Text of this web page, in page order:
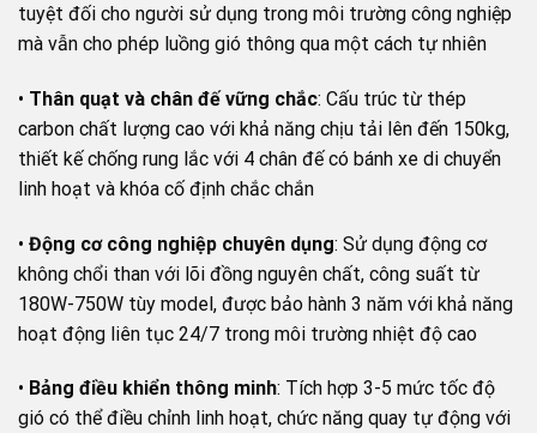
tuyệt đối cho người sử dụng trong môi trường công nghiệp
mà vẫn cho phép luồng gió thông qua một cách tự nhiên
• Thân quạt và chân đế vững chắc: Cấu trúc từ thép
carbon chất lượng cao với khả năng chịu tải lên đến 150kg,
thiết kế chống rung lắc với 4 chân đế có bánh xe di chuyển
linh hoạt và khóa cố định chắc chắn
• Động cơ công nghiệp chuyên dụng: Sử dụng động cơ
không chổi than với lõi đồng nguyên chất, công suất từ
180W-750W tùy model, được bảo hành 3 năm với khả năng
hoạt động liên tục 24/7 trong môi trường nhiệt độ cao
• Bảng điều khiển thông minh: Tích hợp 3-5 mức tốc độ
gió có thể điều chỉnh linh hoạt, chức năng quay tự động với